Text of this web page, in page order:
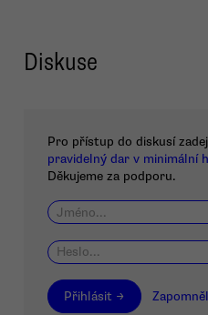
Diskuse
Pro přístup do diskusí
pravidelný dar v minimální
Děkujeme za podporu.
Přihlásit →